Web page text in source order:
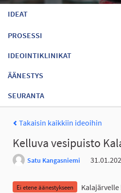
IDEAT
PROSESSI
IDEOINTIKLINIKAT
ÄÄNESTYS
SEURANTA
Takaisin kaikkiin ideoihin
Kelluva vesipuisto
Satu Kangasniemi
Ei etene äänestykseen